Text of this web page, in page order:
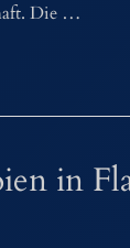
Die …
in